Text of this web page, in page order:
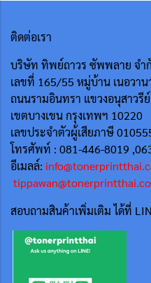
ติดต่อเรา
บริษัท ทิพย์ถาวร ซัพพลาย จำ
เลขที่ 165/55 หมู่บ้าน เนอวา
ถนนรามอินทรา แขวงอนุสาวรีย์
เขตบางเขน กรุงเทพฯ 10220
เลขประจำตัวผู้เสียภาษี
โทรศัพท์ : 081-446-8019
อีเมลล์:
สอบถามสินค้าเพิ่มเติม ได้ที่